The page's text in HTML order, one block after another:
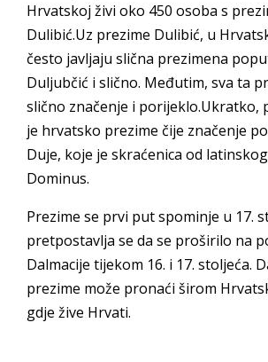
Hrvatskoj živi oko 450 osoba s
Dulibić.Uz prezime Dulibić, u
često javljaju slična prezimena
Duljubčić i slično. Međutim, sva ta
slično značenje i porijeklo.Ukratko,
je hrvatsko prezime čije značenje
Duje, koje je skraćenica od
Dominus.
Prezime se prvi put spominje u 17.
pretpostavlja se da se proširilo na
Dalmacije tijekom 16. i 17. stoljeća.
prezime može pronaći širom
gdje žive Hrvati.